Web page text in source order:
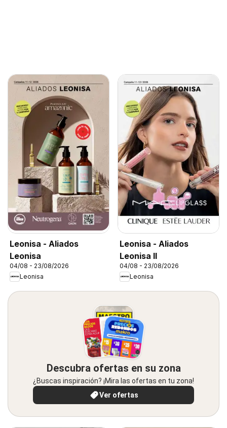
Leonisa - Aliados
Leonisa
04/08 - 23/08/2026
Leonisa
Leonisa - Aliados
Leonisa II
04/08 - 23/08/2026
Leonisa
Descubra ofertas en su zona
¿Buscas inspiración? ¡Mira las ofertas en tu zona!
Ver ofertas